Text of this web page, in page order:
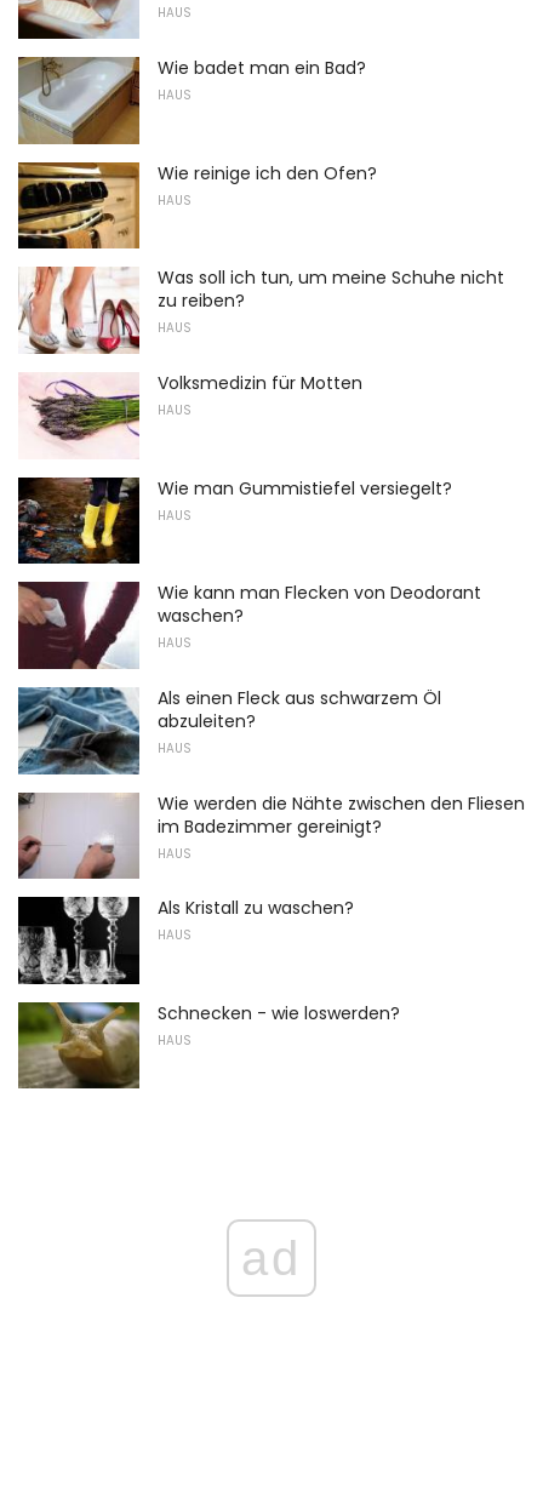
HAUS
Wie badet man ein Bad?
HAUS
Wie reinige ich den Ofen?
HAUS
Was soll ich tun, um meine Schuhe nicht
zu reiben?
HAUS
Volksmedizin für Motten
HAUS
Wie man Gummistiefel versiegelt?
HAUS
Wie kann man Flecken von Deodorant
waschen?
HAUS
Als einen Fleck aus schwarzem Öl
abzuleiten?
HAUS
Wie werden die Nähte zwischen den Fliesen
im Badezimmer gereinigt?
HAUS
Als Kristall zu waschen?
HAUS
Schnecken - wie loswerden?
HAUS
ad